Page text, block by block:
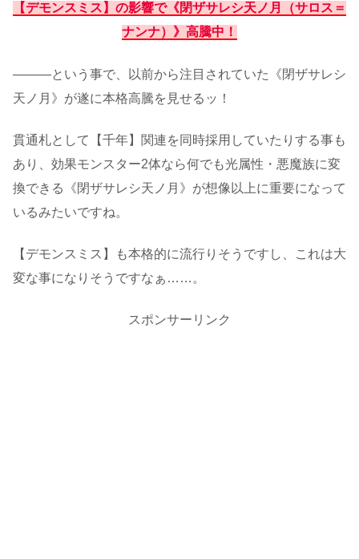
【デモンスミス】の影響で《閉ザサレシ天ノ月（サロス＝
ナンナ）》高騰中！
―――という事で、以前から注目されていた《閉ザサレシ
天ノ月》が遂に本格高騰を見せるッ！
貫通札として【千年】関連を同時採用していたりする事も
あり、効果モンスター2体なら何でも光属性・悪魔族に変
換できる《閉ザサレシ天ノ月》が想像以上に重要になって
いるみたいですね。
【デモンスミス】も本格的に流行りそうですし、これは大
変な事になりそうですなぁ……。
スポンサーリンク